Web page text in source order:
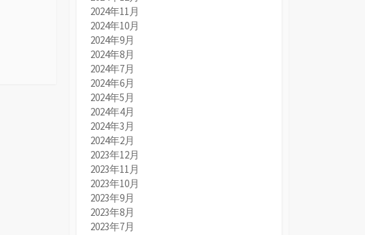
2024年11月
2024年10月
2024年9月
2024年8月
2024年7月
2024年6月
2024年5月
2024年4月
2024年3月
2024年2月
2023年12月
2023年11月
2023年10月
2023年9月
2023年8月
2023年7月